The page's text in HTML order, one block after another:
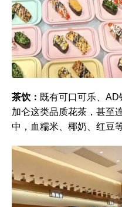
茶饮： 既有可口可乐、
加仑这类品质花茶，甚至
中，血糯米、椰奶、红豆